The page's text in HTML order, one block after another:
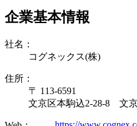
企業基本情報
社名：
コグネックス(株)
住所：
〒 113-6591
文京区本駒込2-28-8 文